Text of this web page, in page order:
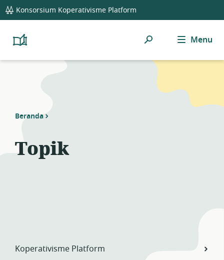
global
navigation
Konsorsium Koperativisme Platform
Platform
Resource
Cari Menu
Beranda
Topik
Koperativisme Platform